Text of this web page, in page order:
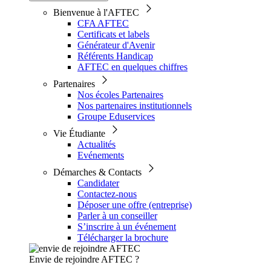
Bienvenue à l'AFTEC
CFA AFTEC
Certificats et labels
Générateur d'Avenir
Référents Handicap
AFTEC en quelques chiffres
Partenaires
Nos écoles Partenaires
Nos partenaires institutionnels
Groupe Eduservices
Vie Étudiante
Actualités
Evénements
Démarches & Contacts
Candidater
Contactez-nous
Déposer une offre (entreprise)
Parler à un conseiller
S’inscrire à un événement
Télécharger la brochure
Envie de rejoindre AFTEC ?